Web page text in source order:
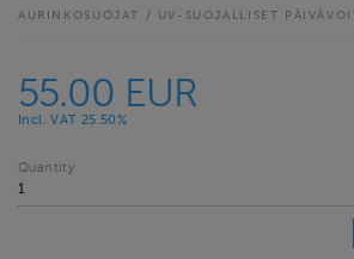
AURINKOSUOJAT / UV-SUOJALLISET
55.00 EUR
Incl. VAT 25.50%
Quantity